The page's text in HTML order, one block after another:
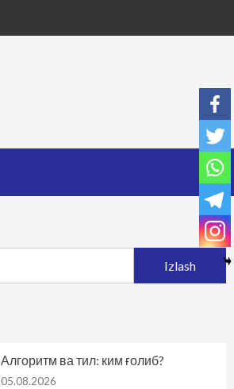
Алгоритм ва тил: ким ғолиб?
05.08.2026